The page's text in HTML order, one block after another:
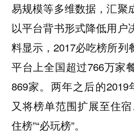
易规模等多维数据，汇聚
以平台背书形式降低用户
料显示，2017必吃榜所列
平台上全国超过766万家
869家。两年之后的
又将榜单范围扩展至住
住榜”“必玩榜”。